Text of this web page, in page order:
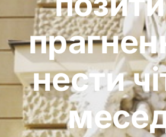
нести